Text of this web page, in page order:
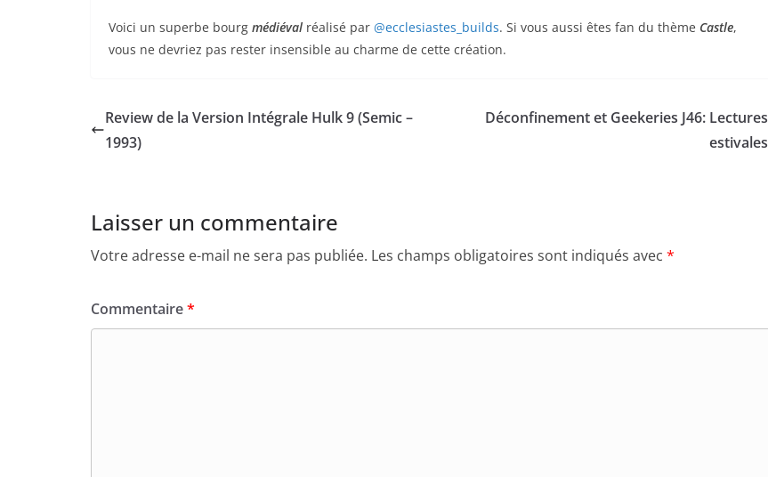
Voici un superbe bourg médiéval réalisé par @ecclesiastes_builds. Si vous aussi êtes fan du thème Castle,
vous ne devriez pas rester insensible au charme de cette création.
Review de la Version Intégrale Hulk 9 (Semic –
1993)
Déconfinement et Geekeries J46: Lectures
estivales
Laisser un commentaire
Votre adresse e-mail ne sera pas publiée. Les champs obligatoires sont indiqués avec *
Commentaire*